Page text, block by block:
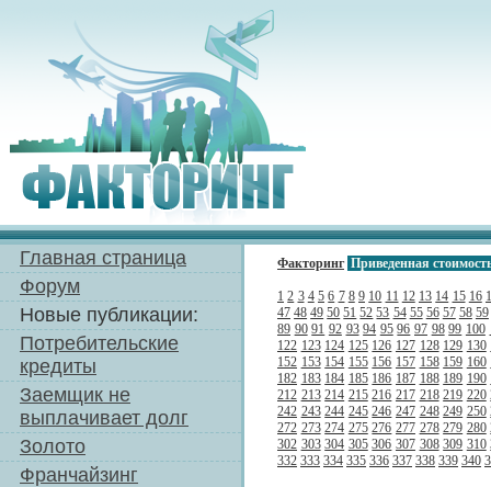
Главная страница
Форум
Новые публикации:
Потребительские
кредиты
Заемщик не
выплачивает долг
Золото
Франчайзинг
Факторинг Приведенная
1 2 3 4 5 6 7 8 9 10 11 12 13 14 15 16
47 48 49 50 51 52 53 54 55 56 57 58 59
89 90 91 92 93 94 95 96 97 98 99 100
122 123 124 125 126 127 128 129 130
152 153 154 155 156 157 158 159 160
182 183 184 185 186 187 188 189 190
212 213 214 215 216 217 218 219 220
242 243 244 245 246 247 248 249 250
272 273 274 275 276 277 278 279 280
302 303 304 305 306 307 308 309 310
332 333 334 335 336 337 338 339 340